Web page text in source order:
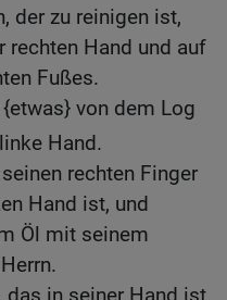
der zu reinigen ist,
rechten Hand und auf
Fußes.
von dem Log
linke Hand.
rechten Finger
Hand ist, und
Öl mit seinem